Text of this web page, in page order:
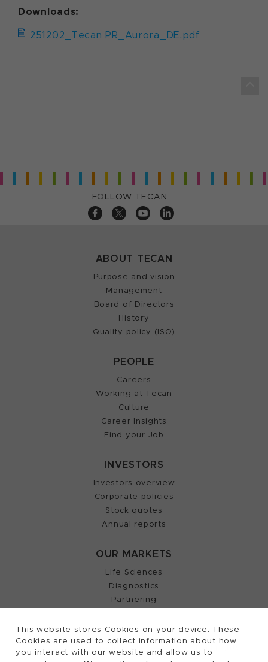
This website stores Cookies on your device. These
Cookies are used to collect information about how
you interact with our website and allow us to
Downloads:
251202_Tecan PR_Aurora_DE.pdf
FOLLOW TECAN
ABOUT TECAN
Purpose and vision
Management
Board of Directors
History
Quality policy (ISO)
PEOPLE
Careers
Working at Tecan
Culture
Career Insights
Find your Job
INVESTORS
Investors overview
Corporate policies
Stock quotes
Annual reports
OUR MARKETS
Life Sciences
Diagnostics
Partnering
2026, Tecan Trading AG, Switzerland, all rights